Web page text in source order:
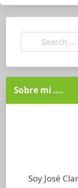
Sobre mi ….
Soy José